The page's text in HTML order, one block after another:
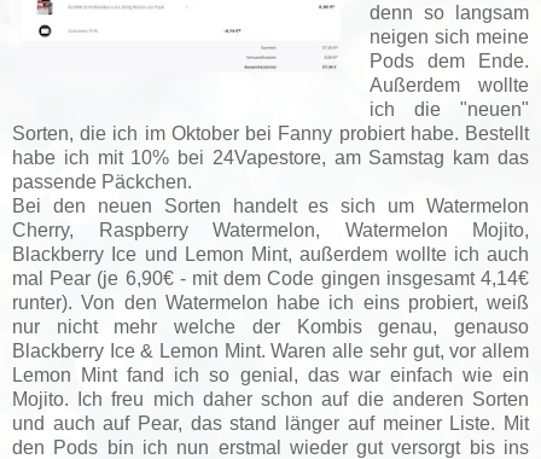
denn so langsam
neigen sich meine
Pods dem Ende.
Außerdem wollte
ich die "neuen"
Sorten, die ich im Oktober bei Fanny probiert habe. Bestellt
habe ich mit 10% bei 24Vapestore, am Samstag kam das
passende Päckchen.
Bei den neuen Sorten handelt es sich um Watermelon
Cherry, Raspberry Watermelon, Watermelon Mojito,
Blackberry Ice und Lemon Mint, außerdem wollte ich auch
mal Pear (je 6,90€ - mit dem Code gingen insgesamt 4,14€
runter). Von den Watermelon habe ich eins probiert, weiß
nur nicht mehr welche der Kombis genau, genauso
Blackberry Ice & Lemon Mint. Waren alle sehr gut, vor allem
Lemon Mint fand ich so genial, das war einfach wie ein
Mojito. Ich freu mich daher schon auf die anderen Sorten
und auch auf Pear, das stand länger auf meiner Liste. Mit
den Pods bin ich nun erstmal wieder gut versorgt bis ins